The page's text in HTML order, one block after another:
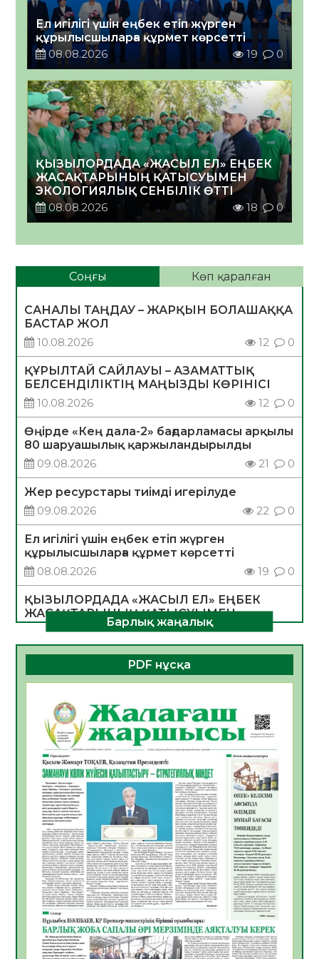
Ел игілігі үшін еңбек етіп жүрген
құрылысшыларға құрмет көрсетті
08.08.2026
19 0
ҚЫЗЫЛОРДАДА «ЖАСЫЛ ЕЛ» ЕҢБЕК
ЖАСАҚТАРЫНЫҢ ҚАТЫСУЫМЕН
ЭКОЛОГИЯЛЫҚ СЕНБІЛІК ӨТТІ
08.08.2026
18 0
Соңғы Көп қаралған
САНАЛЫ ТАҢДАУ – ЖАРҚЫН БОЛАШАҚҚА
БАСТАР ЖОЛ
10.08.2026
12 0
ҚҰРЫЛТАЙ САЙЛАУЫ – АЗАМАТТЫҚ
БЕЛСЕНДІЛІКТІҢ МАҢЫЗДЫ КӨРІНІСІ
10.08.2026
12 0
Өңірде «Кең дала-2» бағдарламасы арқылы
80 шаруашылық қаржыландырылды
09.08.2026
21 0
Жер ресурстары тиімді игерілуде
09.08.2026
22 0
Ел игілігі үшін еңбек етіп жүрген
құрылысшыларға құрмет көрсетті
08.08.2026
19 0
ҚЫЗЫЛОРДАДА «ЖАСЫЛ ЕЛ» ЕҢБЕК
ЖАСАҚТАРЫНЫҢ ҚАТЫСУЫМЕН
ЭКОЛОГИЯЛЫҚ СЕНБІЛІК ӨТТІ
08.08.2026
18 0
Білім гранты иегерлерінің тізімі шықты
Қазақстандықтар Құрылтай сайлауынан
жақсылық күтеді – қоғамдық пікір зерттеуі
07.08.2026
18
«Дауыс беру учаскесін қалай табуға
болады?»
07.08.2026
19
ҚҰРЫЛТАЙ САЙЛАУЫ – БІРЛІК ПЕН
БЕЛСЕНДІЛІКТІҢ БЕЛГІСІ
07.08.2026
58
5547 әскери бөлімінде «Алғашқы қызмет
күні» іс-шарасы өтті
07.08.2026
52
Барлық жаңалық
PDF нұсқа